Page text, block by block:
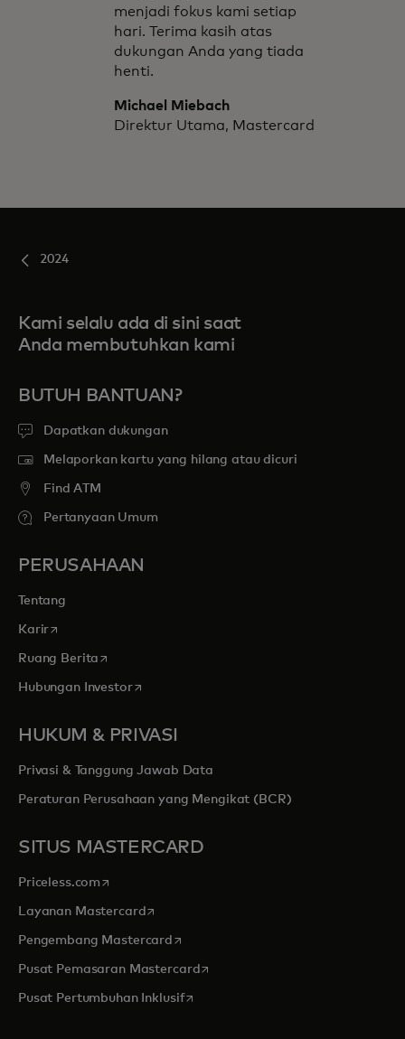
menjadi fokus kami setiap
hari. Terima kasih atas
dukungan Anda yang tiada
henti.
Michael Miebach
Direktur Utama, Mastercard
2024
Kami selalu ada di sini saat
Anda membutuhkan kami
BUTUH BANTUAN?
Dapatkan dukungan
Melaporkan kartu yang hilang atau dicuri
Find ATM
Pertanyaan Umum
PERUSAHAAN
Tentang
Kariropens in a new tab
Ruang Berita opens in a new tab
Hubungan Investoropens in a new tab
HUKUM & PRIVASI
Privasi & Tanggung Jawab Data
Peraturan Perusahaan yang Mengikat (BCR)
SITUS MASTERCARD
Priceless.com opens in a new tab
Layanan Mastercardopens in a new tab
Pengembang Mastercard opens in a new tab
Pusat Pemasaran Mastercardopens in a new tab
Pusat Pertumbuhan Inklusifopens in a new tab